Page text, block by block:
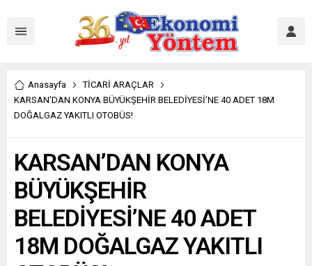
Anasayfa
TİCARİ ARAÇLAR
KARSAN’DAN KONYA BÜYÜKŞEHİR BELEDİYESİ’NE 40 ADET 18M
DOĞALGAZ YAKITLI OTOBÜS!
KARSAN’DAN KONYA
BÜYÜKŞEHİR
BELEDİYESİ’NE 40 ADET
18M DOĞALGAZ YAKITLI